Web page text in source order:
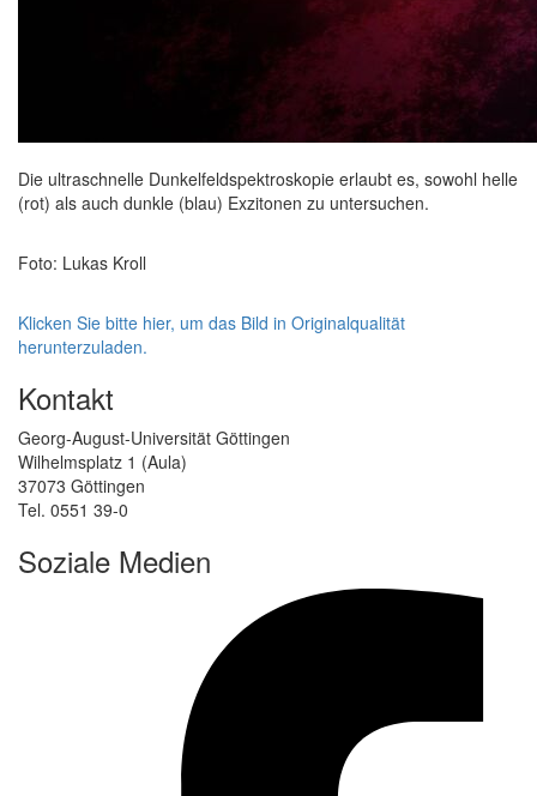
Die ultraschnelle Dunkelfeldspektroskopie erlaubt es, sowohl helle
(rot) als auch dunkle (blau) Exzitonen zu untersuchen.
Foto: Lukas Kroll
Klicken Sie bitte hier, um das Bild in Originalqualität
herunterzuladen.
Kontakt
Georg-August-Universität Göttingen
Wilhelmsplatz 1 (Aula)
37073 Göttingen
Tel. 0551 39-0
Soziale Medien